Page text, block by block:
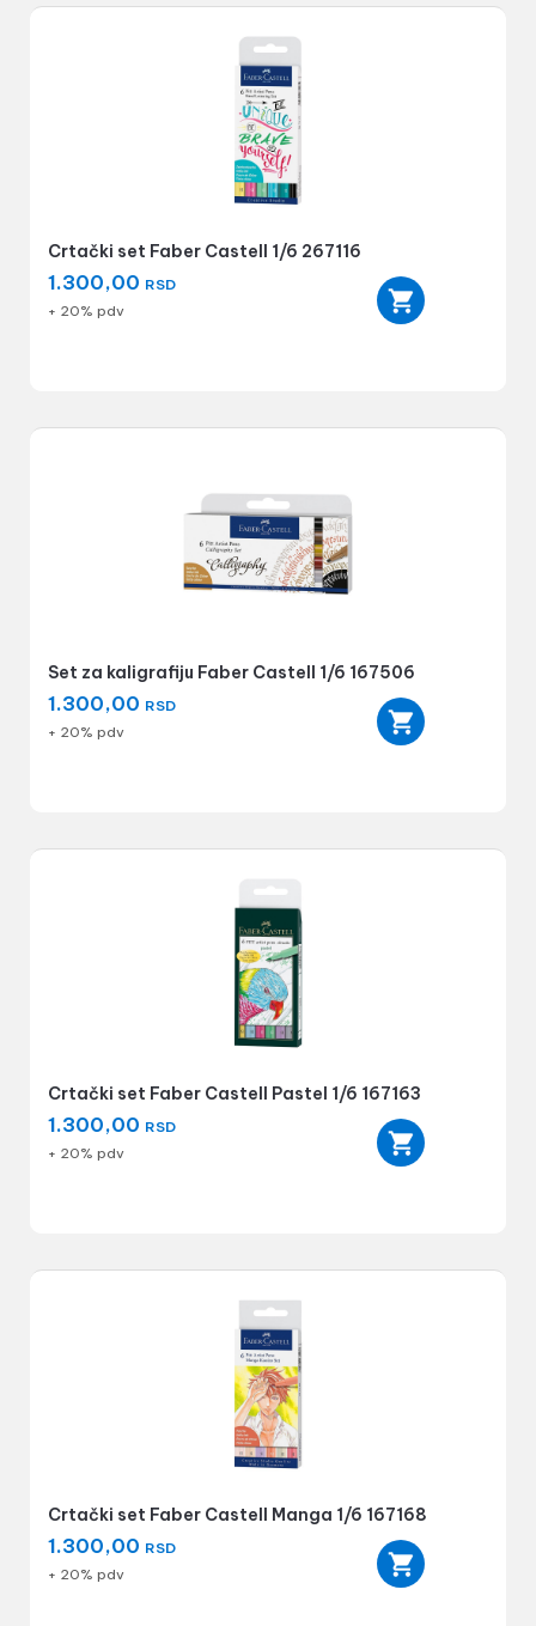
Crtački set Faber Castell 1/6 267116
1.300,00 RSD
+ 20% pdv
Set za kaligrafiju Faber Castell 1/6 167506
1.300,00 RSD
+ 20% pdv
Crtački set Faber Castell Pastel 1/6 167163
1.300,00 RSD
+ 20% pdv
Crtački set Faber Castell Manga 1/6 167168
1.300,00 RSD
+ 20% pdv